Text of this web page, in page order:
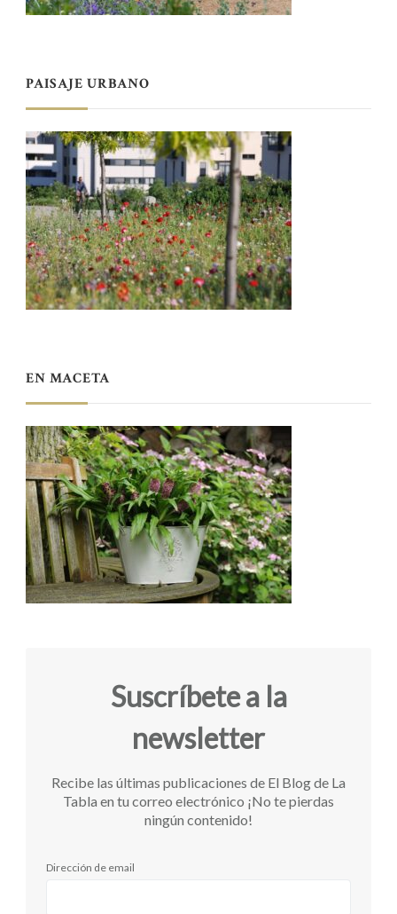
PAISAJE URBANO
EN MACETA
Suscríbete a la
newsletter
Recibe las últimas publicaciones de El Blog de La
Tabla en tu correo electrónico ¡No te pierdas
ningún contenido!
Dirección de email